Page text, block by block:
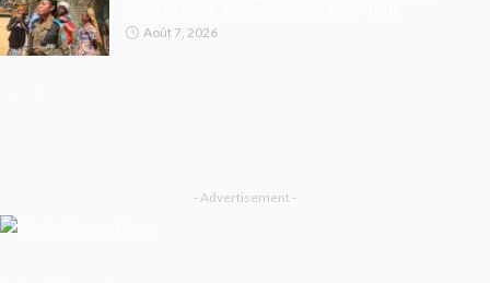
Août 7, 2026
- Advertisement -